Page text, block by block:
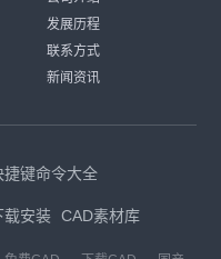
发展历程
联系方式
新闻资讯
捷键命令大全
载安装 CAD素材库